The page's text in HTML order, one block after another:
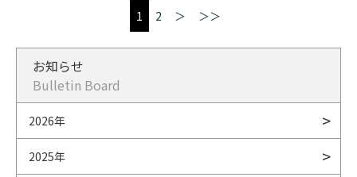
1 2 ＞ ＞＞
お知らせ
Bulletin Board
2026年
2025年